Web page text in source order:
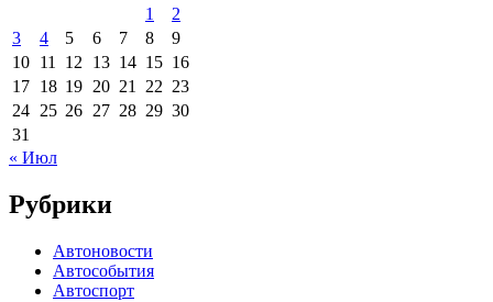
1
2
3
4 5 6 7 8
9
10 11 12 13 14 15 16
17 18 19 20 21 22 23
24 25 26 27 28 29 30
31
« Июл
Рубрики
Автоновости
Автособытия
Автоспорт